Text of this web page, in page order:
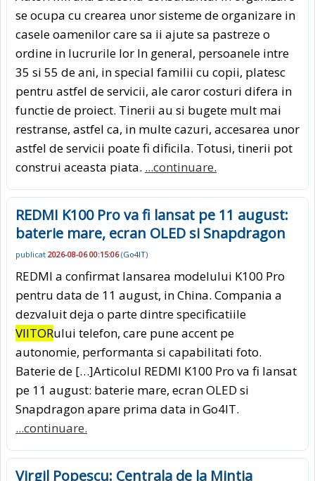
se ocupa cu crearea unor sisteme de organizare in
casele oamenilor care sa ii ajute sa pastreze o
ordine in lucrurile lor In general, persoanele intre
35 si 55 de ani, in special familii cu copii, platesc
pentru astfel de servicii, ale caror costuri difera in
functie de proiect. Tinerii au si bugete mult mai
restranse, astfel ca, in multe cazuri, accesarea unor
astfel de servicii poate fi dificila. Totusi, tinerii pot
construi aceasta piata. ...continuare.
REDMI K100 Pro va fi lansat pe 11 august:
baterie mare, ecran OLED si Snapdragon
publicat 2026-08-06 00:15:06(Go4IT)
REDMI a confirmat lansarea modelului K100 Pro
pentru data de 11 august, in China. Compania a
dezvaluit deja o parte dintre specificatiile
VIITORului telefon, care pune accent pe
autonomie, performanta si capabilitati foto.
Baterie de […]Articolul REDMI K100 Pro va fi lansat
pe 11 august: baterie mare, ecran OLED si
Snapdragon apare prima data in Go4IT.
...continuare.
Virgil Popescu: Centrala de la Mintia